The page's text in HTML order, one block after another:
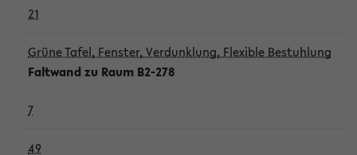
21
Grüne Tafel, Fenster, Verdunklung, Flexible Bestuhlung
Faltwand zu Raum B2-278
7
49